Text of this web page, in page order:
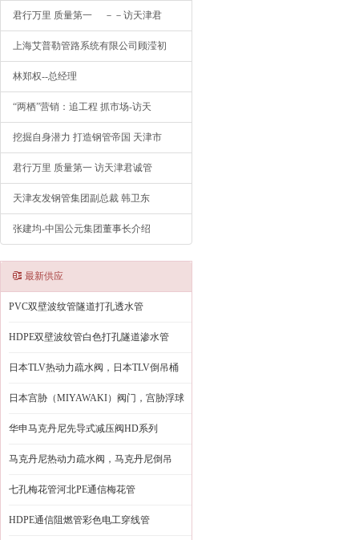
君行万里 质量第一 －－访天津君
上海艾普勒管路系统有限公司顾滢初
林郑权--总经理
“两栖”营销：追工程 抓市场-访天
挖掘自身潜力 打造钢管帝国 天津市
君行万里 质量第一 访天津君诚管
天津友发钢管集团副总裁 韩卫东
张建均-中国公元集团董事长介绍
最新供应
PVC双壁波纹管隧道打孔透水管
HDPE双壁波纹管白色打孔隧道渗水管
日本TLV热动力疏水阀，日本TLV倒吊桶
日本宫胁（MIYAWAKI）阀门，宫胁浮球
华申马克丹尼先导式减压阀HD系列
马克丹尼热动力疏水阀，马克丹尼倒吊
七孔梅花管河北PE通信梅花管
HDPE通信阻燃管彩色电工穿线管